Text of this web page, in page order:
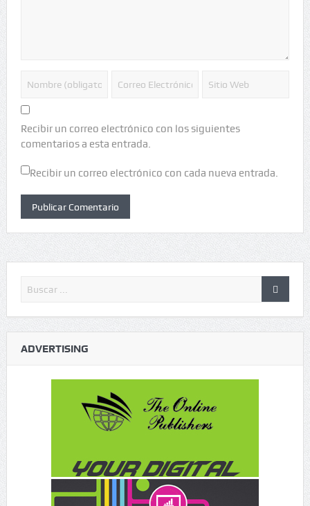
Recibir un correo electrónico con los siguientes
comentarios a esta entrada.
Recibir un correo electrónico con cada nueva entrada.
ADVERTISING